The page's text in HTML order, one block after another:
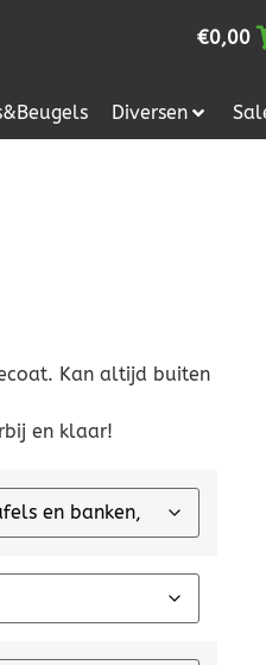
€0,00
Diversen
Kan altijd buiten
en klaar!